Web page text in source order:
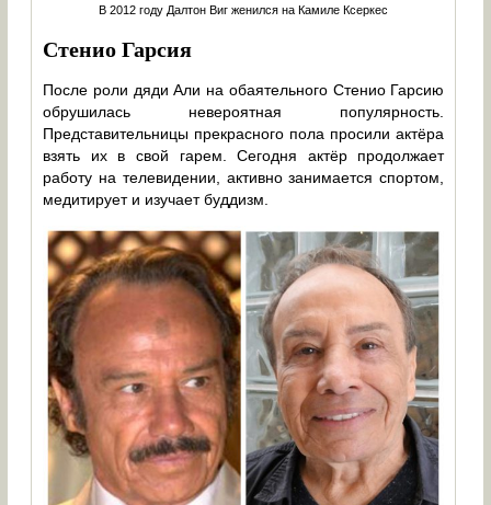
В 2012 году Далтон Виг женился на Камиле Ксеркес
Стенио Гарсия
После роли дяди Али на обаятельного Стенио Гарсию
обрушилась невероятная популярность.
Представительницы прекрасного пола просили актёра
взять их в свой гарем. Сегодня актёр продолжает
работу на телевидении, активно занимается спортом,
медитирует и изучает буддизм.